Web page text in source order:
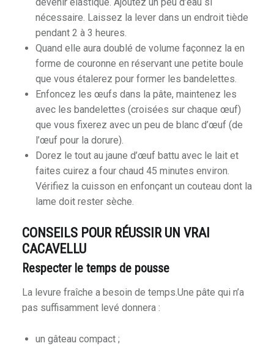
nécessaire. Laissez la lever dans un endroit tiède
pendant 2 à 3 heures.
Quand elle aura doublé de volume façonnez la en
forme de couronne en réservant une petite boule
que vous étalerez pour former les bandelettes.
Enfoncez les œufs dans la pâte, maintenez les
avec les bandelettes (croisées sur chaque œuf)
que vous fixerez avec un peu de blanc d’œuf (de
l’œuf pour la dorure).
Dorez le tout au jaune d’œuf battu avec le lait et
faites cuirez a four chaud 45 minutes environ.
Vérifiez la cuisson en enfonçant un couteau dont la
lame doit rester sèche.
CONSEILS POUR RÉUSSIR UN VRAI
CACAVELLU
Respecter le temps de pousse
La levure fraîche a besoin de temps.Une pâte qui n’a
pas suffisamment levé donnera :
un gâteau compact ;